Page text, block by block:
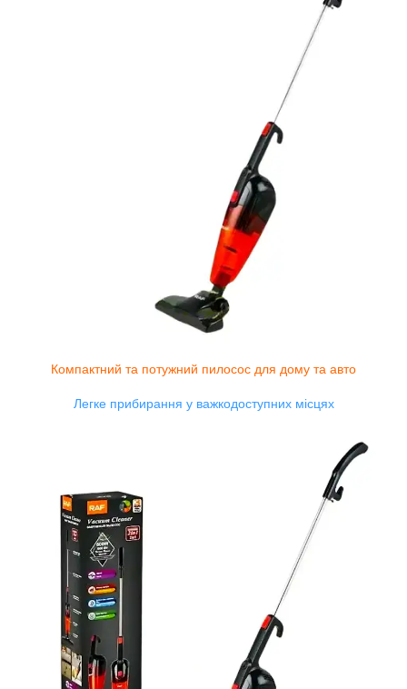
Компактний та потужний пилосос для дому та авто
Легке прибирання у важкодоступних місцях